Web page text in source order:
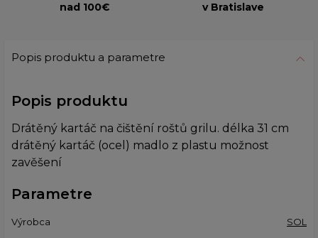
nad 100€
v Bratislave
Popis produktu a parametre
Popis produktu
Drátěný kartáč na čištění roštů grilu. délka 31 cm
drátěný kartáč (ocel) madlo z plastu možnost
zavěšení
Parametre
Výrobca SOL